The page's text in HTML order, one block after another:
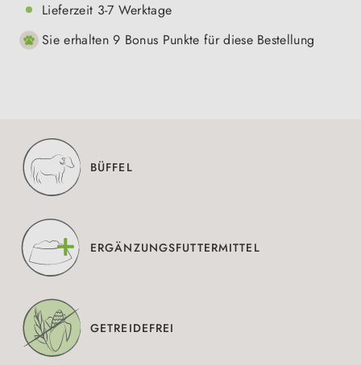
Lieferzeit 3-7 Werktage
Sie erhalten 9 Bonus Punkte für diese Bestellung
BÜFFEL
ERGÄNZUNGSFUTTERMITTEL
GETREIDEFREI